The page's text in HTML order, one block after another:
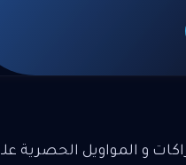
و المواويل الحصرية علـ